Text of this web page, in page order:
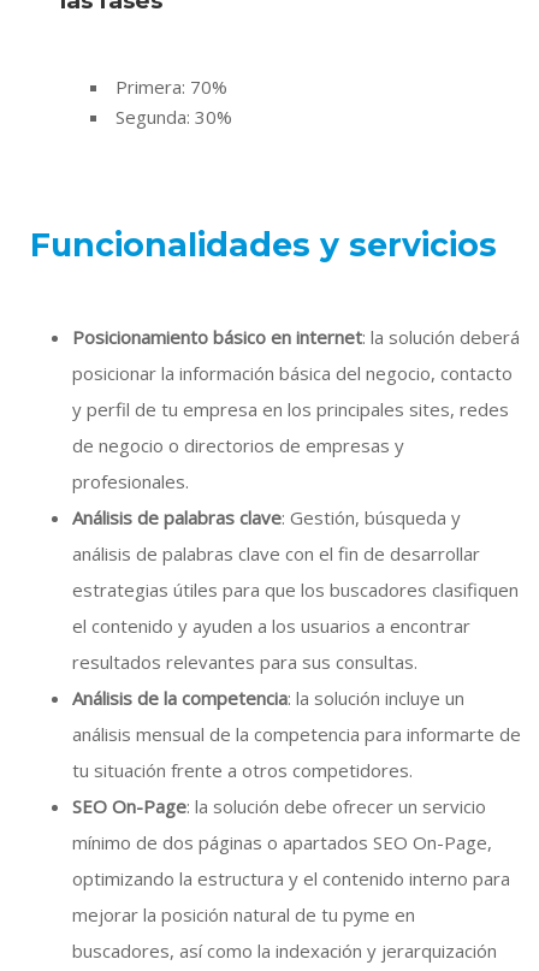
Primera: 70%
Segunda: 30%
Funcionalidades y servicios
Posicionamiento básico en internet: la solución deberá
posicionar la información básica del negocio, contacto
y perfil de tu empresa en los principales sites, redes
de negocio o directorios de empresas y
profesionales.
Análisis de palabras clave: Gestión, búsqueda y
análisis de palabras clave con el fin de desarrollar
estrategias útiles para que los buscadores clasifiquen
el contenido y ayuden a los usuarios a encontrar
resultados relevantes para sus consultas.
Análisis de la competencia: la solución incluye un
análisis mensual de la competencia para informarte de
tu situación frente a otros competidores.
SEO On-Page: la solución debe ofrecer un servicio
mínimo de dos páginas o apartados SEO On-Page,
optimizando la estructura y el contenido interno para
mejorar la posición natural de tu pyme en
buscadores, así como la indexación y jerarquización